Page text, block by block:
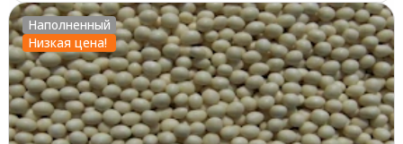
Наполненный
Низкая цена!